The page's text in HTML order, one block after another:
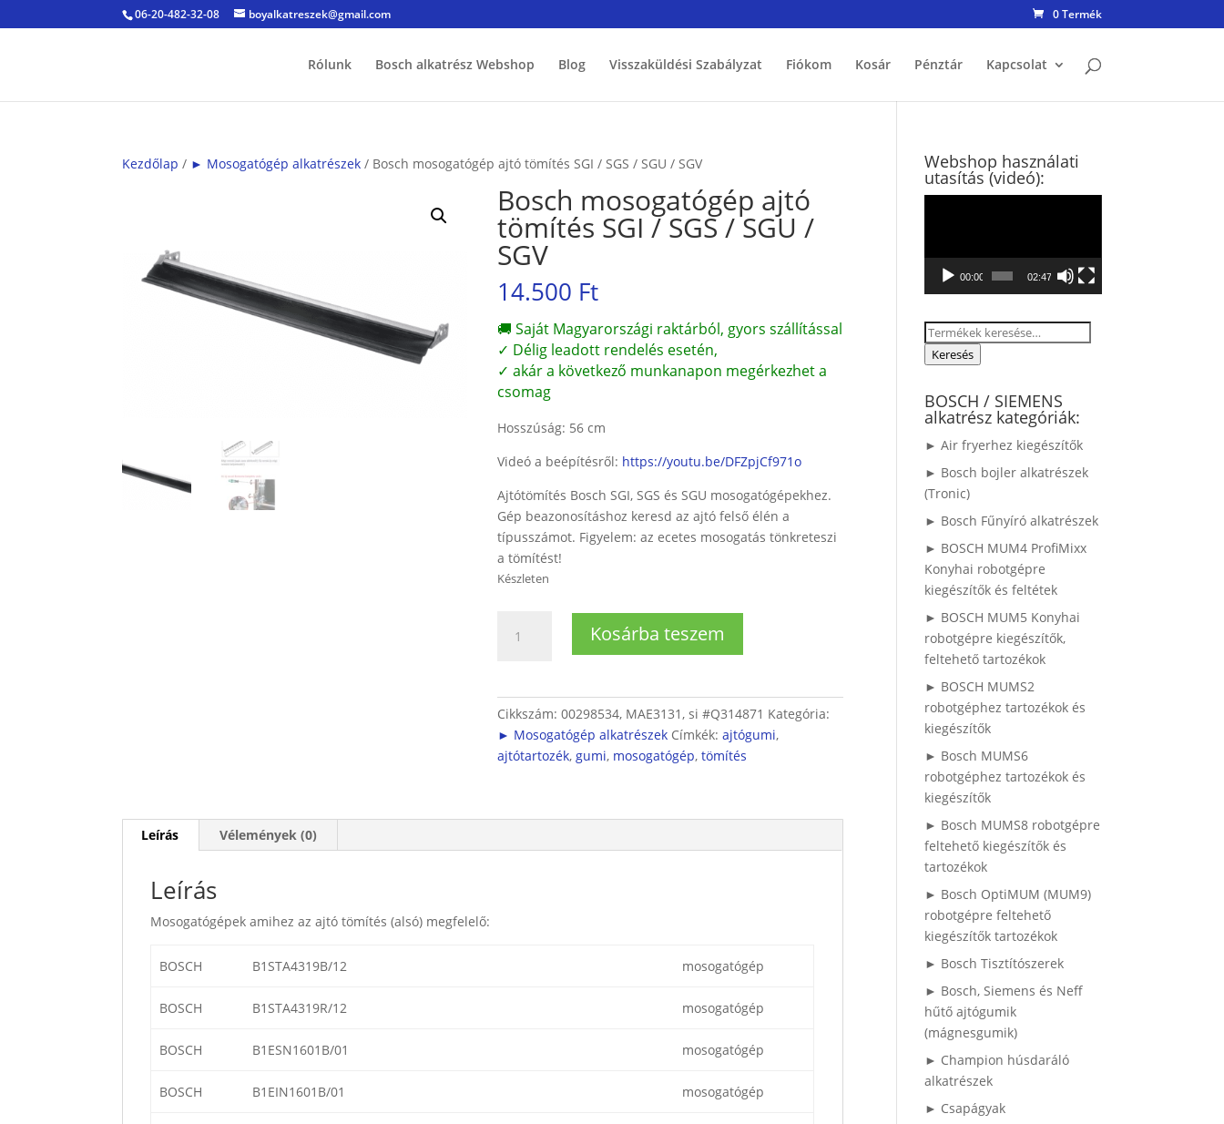
06-20-482-32-08 boyalkatreszek@gmail.com 0 Termék
Rólunk Bosch alkatrész Webshop Blog Visszaküldési Szabályzat Fiókom Kosár Pénztár Kapcsolat
Kezdőlap / ► Mosogatógép alkatrészek / Bosch mosogatógép ajtó tömítés SGI / SGS / SGU / SGV
Bosch mosogatógép ajtó
tömítés SGI / SGS / SGU /
SGV
14.500 Ft
🚚 Saját Magyarországi raktárból, gyors szállítással
✓ Délig leadott rendelés esetén,
✓ akár a következő munkanapon megérkezhet a
csomag
Hosszúság: 56 cm
Videó a beépítésről: https://youtu.be/DFZpjCf971o
Ajtótömítés Bosch SGI, SGS és SGU mosogatógépekhez.
Gép beazonosításhoz keresd az ajtó felső élén a
típusszámot. Figyelem: az ecetes mosogatás tönkreteszi
a tömítést!
Készleten
mosogatógép
SGI
SGS
mennyiség
Kosárba teszem
Cikkszám:00298534, MAE3131, si #Q314871 Kategória:
► Mosogatógép alkatrészek Címkék:ajtógumi,
ajtótartozék,gumi, mosogatógép,tömítés
Leírás Vélemények (0)
Leírás
Mosogatógépek amihez az ajtó tömítés (alsó) megfelelő:
BOSCH B1STA4319B/12 mosogatógép
BOSCH B1STA4319R/12 mosogatógép
BOSCH B1ESN1601B/01 mosogatógép
BOSCH B1EIN1601B/01 mosogatógép
Webshop használati
utasítás (videó):
00:00 02:47
Keresés
Keresés
BOSCH / SIEMENS
alkatrész kategóriák:
► Air fryerhez kiegészítők
► Bosch bojler alkatrészek
(Tronic)
► Bosch Fűnyíró alkatrészek
► BOSCH MUM4 ProfiMixx
Konyhai robotgépre
kiegészítők és feltétek
► BOSCH MUM5 Konyhai
robotgépre kiegészítők,
feltehető tartozékok
► BOSCH MUMS2
robotgéphez tartozékok és
kiegészítők
► Bosch MUMS6
robotgéphez tartozékok és
kiegészítők
► Bosch MUMS8 robotgépre
feltehető kiegészítők és
tartozékok
► Bosch OptiMUM (MUM9)
robotgépre feltehető
kiegészítők tartozékok
► Bosch Tisztítószerek
► Bosch, Siemens és Neff
hűtő ajtógumik
(mágnesgumik)
► Champion húsdaráló
alkatrészek
► Csapágyak